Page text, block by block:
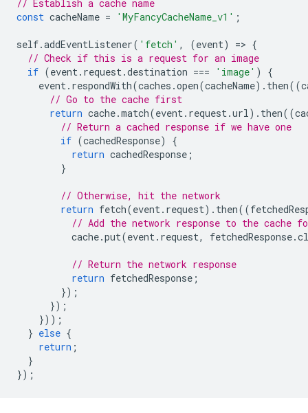
// Establish a cache name
const cacheName = 'MyFancyCacheName_v1' ;
self.addEventListener( 'fetch' , (event) => {
// Check if this is a request for an image
if (event . request .destination === 'image' )
{
event . respondWith(caches .open(cacheName). then((
// Go to the cache first
return cache.match(event . request .url ). then((
// Return a cached response if we have one
if (cachedResponse)
{
return cachedResponse ;
}
// Otherwise, hit the network
return fetch(event . request). then((
// Add the network response to the
cache.put(event . request, fetchedResponse.
// Return the network response
return fetchedResponse ;
});
});
}));
} else {
return ;
}
});